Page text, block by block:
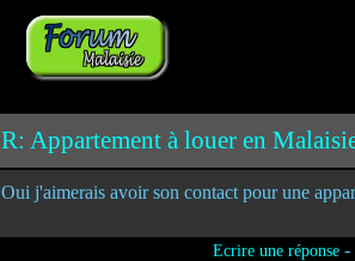
R: Appartement à louer en
Oui j'aimerais avoir son contact pour une
Ecrire une réponse-